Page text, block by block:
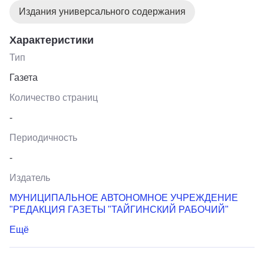
Издания универсального содержания
Характеристики
Тип
Газета
Количество страниц
-
Периодичность
-
Издатель
МУНИЦИПАЛЬНОЕ АВТОНОМНОЕ УЧРЕЖДЕНИЕ
"РЕДАКЦИЯ ГАЗЕТЫ "ТАЙГИНСКИЙ РАБОЧИЙ"
Ещё